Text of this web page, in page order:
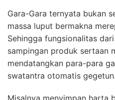
Gara-Gara ternyata bukan
massa luput bermakna
Sehingga fungsionalitas
sampingan produk sertaan
mendatangkan para-para
swatantra otomatis gegetun.